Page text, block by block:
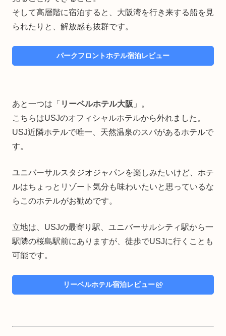
そして高層階に宿泊すると、大阪湾を行き来する船を見
られたりと、解放感も抜群です。
パークフロントホテル宿泊レビュー
あと一つは「 リーベルホテル大阪 」。
こちらはUSJのオフィシャルホテルから外れました。
USJ近隣ホテルで唯一、天然温泉のスパがあるホテルで
す。
ユニバーサルスタジオジャパンを楽しみたいけど、ホテ
ルはちょっとリゾート気分も味わいたいと思っているな
らこのホテルがお勧めです。
立地は、USJの最寄り駅、ユニバーサルシティ駅から一
駅隣の桜島駅前にありますが、徒歩でUSJに行くことも
可能です。
リーベルホテル宿泊レビュー